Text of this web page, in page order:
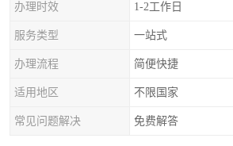
办理时效 1-2工作日
服务类型 一站式
办理流程 简便快捷
适用地区 不限国家
常见问题解决 免费解答